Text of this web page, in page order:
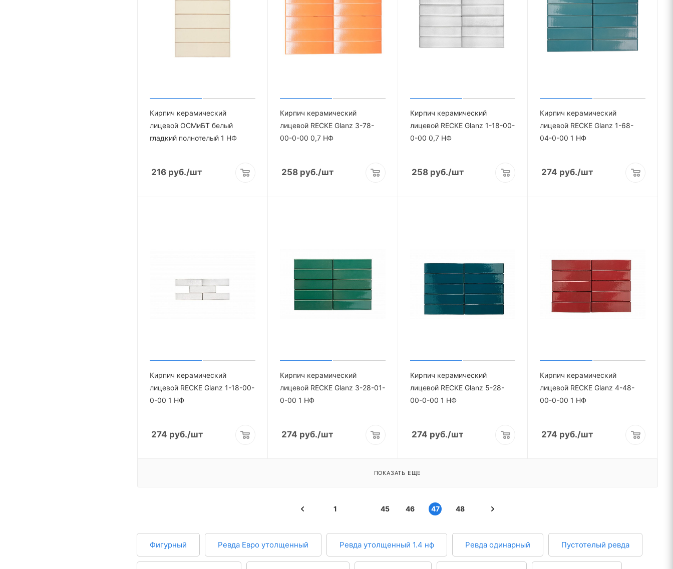
Кирпич керамический
лицевой ОСМиБТ белый
гладкий полнотелый 1 НФ
216 руб./шт
Кирпич керамический
лицевой RECKE Glаnz 3-78-
00-0-00 0,7 НФ
258руб./шт
Кирпич керамический
лицевой RECKE Glanz 1-18-00-
0-00 0,7 НФ
258руб./шт
Кирпич керамический
лицевой RECKE Glanz 1-68-
04-0-00 1 НФ
274 руб./шт
Кирпич керамический
лицевой RECKE Glanz 1-18-00-
0-00 1 НФ
274 руб./шт
Кирпич керамический
лицевой RECKE Glanz 3-28-01-
0-00 1 НФ
274 руб./шт
Кирпич керамический
лицевой RECKE Glanz 5-28-
00-0-00 1 НФ
274 руб./шт
Кирпич керамический
лицевой RECKE Glanz 4-48-
00-0-00 1 НФ
274 руб./шт
ПОКАЗАТЬ ЕЩЕ
1 45 46 47 48
Фигурный Ревда Евро утолщенный Ревда утолщенный 1.4 нф Ревда одинарный Пустотелый ревда